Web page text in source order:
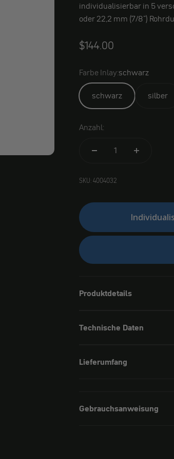
individualisierbar in 5
oder 22,2 mm (7/8")
$144.00
Farbe Inlay:schwarz
schwarz silber
Anzahl:
SKU: 4004032
Produktdetails
Technische Daten
Lieferumfang
Gebrauchsanweisung